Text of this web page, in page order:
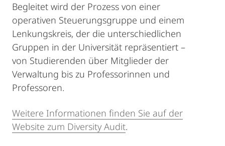
Begleitet wird der Prozess von einer
operativen Steuerungsgruppe und einem
Lenkungskreis, der die unterschiedlichen
Gruppen in der Universität repräsentiert –
von Studierenden über Mitglieder der
Verwaltung bis zu Professorinnen und
Professoren.
Weitere Informationen finden Sie auf der
Website zum Diversity Audit.